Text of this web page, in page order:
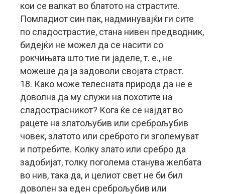
кои се валкат во блатото на страстите.
Помладиот син пак, надминувајќи ги сите
по сладострастие, стана нивен предводник,
бидејќи не можел да се насити со
рокчињата што тие ги јаделе, т. е., не
можеше да ја задоволи својата страст.
18. Како може телесната природа да не е
доволна да му служи на похотите на
сладострасникот? Кога ќе се најдат во
рацете на златољубив или среброљубив
човек, златото или среброто ги зголемуват
и потребите. Колку злато или сребро да
задобијат, толку поголема станува желбата
во нив, така да, и целиот свет не би бил
доволен за еден среброљубив или